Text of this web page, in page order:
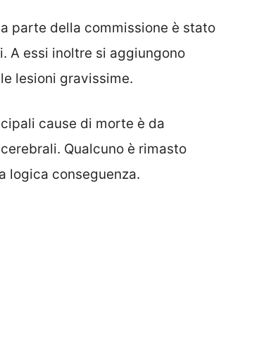
parte della commissione è stato
A essi inoltre si aggiungono
lesioni gravissime.
cause di morte è da
Qualcuno è rimasto
logica conseguenza.